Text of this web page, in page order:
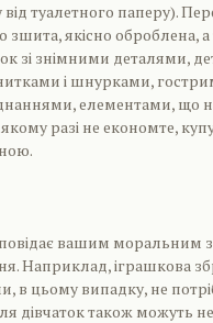
туалетного паперу).
зшита, якісно оброблена,
зі знімними деталями,
і шнурками,
елементами, що
разі не економте,
вашим моральним
Наприклад, іграшкова
цьому випадку, не
дівчаток також можуть